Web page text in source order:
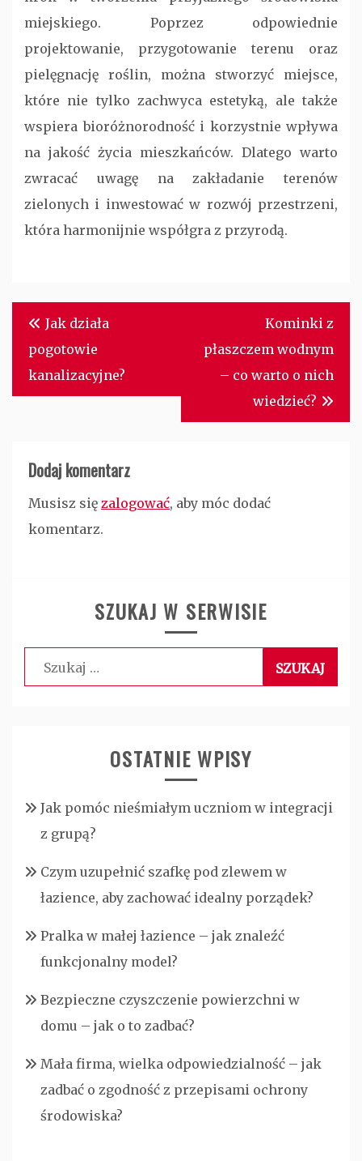
miejskiego. Poprzez odpowiednie
projektowanie, przygotowanie terenu oraz
pielęgnację roślin, można stworzyć miejsce,
które nie tylko zachwyca estetyką, ale także
wspiera bioróżnorodność i korzystnie wpływa
na jakość życia mieszkańców. Dlatego warto
zwracać uwagę na zakładanie terenów
zielonych i inwestować w rozwój przestrzeni,
która harmonijnie współgra z przyrodą.
Nawigacja
wpisu
Jak działa
pogotowie
kanalizacyjne?
Kominki z
płaszczem wodnym
– co warto o nich
wiedzieć?
Dodaj komentarz
Musisz się zalogować, aby móc dodać
komentarz.
SZUKAJ W SERWISIE
Szukaj:
OSTATNIE WPISY
Jak pomóc nieśmiałym uczniom w integracji
z grupą?
Czym uzupełnić szafkę pod zlewem w
łazience, aby zachować idealny porządek?
Pralka w małej łazience – jak znaleźć
funkcjonalny model?
Bezpieczne czyszczenie powierzchni w
domu – jak o to zadbać?
Mała firma, wielka odpowiedzialność – jak
zadbać o zgodność z przepisami ochrony
środowiska?